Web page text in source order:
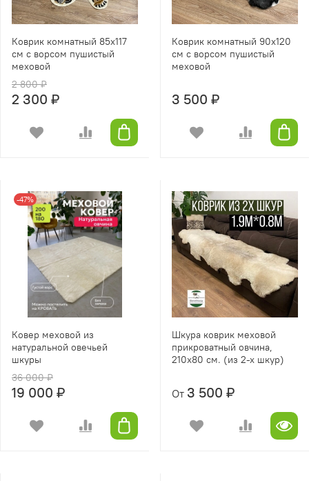
Коврик комнатный 85х117
см с ворсом пушистый
меховой
2 800 ₽
2 300 ₽
Коврик комнатный 90х120
см с ворсом пушистый
меховой
3 500 ₽
-47%
Ковер меховой из
натуральной овечьей
шкуры
36 000 ₽
19 000 ₽
Шкура коврик меховой
прикроватный овчина,
210х80 см. (из 2-х шкур)
От 3 500 ₽